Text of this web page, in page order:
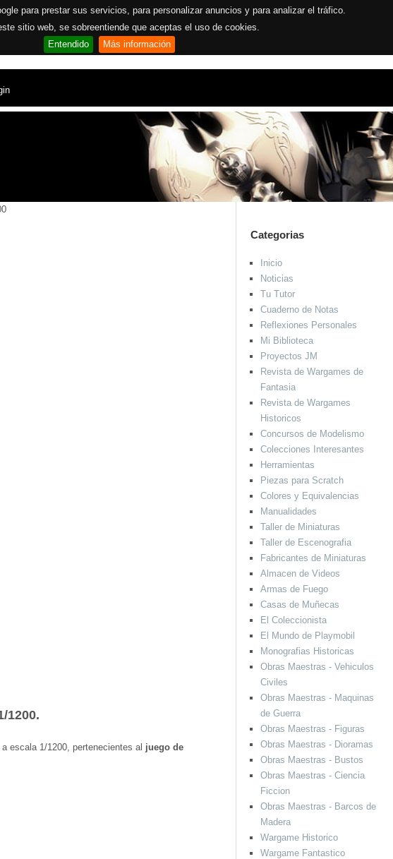
para prestar sus servicios, para personalizar anuncios y para analizar el tráfico.
sitio web, se sobreentiende que aceptas el uso de cookies.
Entendido
Más información
1200.
escala 1/1200, pertenecientes al juego de
Categorias
Inicio
Noticias
Tu Tutor
Cuaderno de Notas
Reflexiones Personales
Mi Biblioteca
Proyectos JM
Revista de Wargames de
Fantasia
Revista de Wargames
Historicos
Concursos de Modelismo
Colecciones Interesantes
Herramientas
Piezas para Scratch
Colores y Equivalencias
Manualidades
Taller de Miniaturas
Taller de Escenografia
Fabricantes de Miniaturas
Almacen de Videos
Armas de Fuego
Casas de Muñecas
El Coleccionista
El Mundo de Playmobil
Monografias Historicas
Obras Maestras - Vehiculos
Civiles
Obras Maestras - Maquinas
de Guerra
Obras Maestras - Figuras
Obras Maestras - Dioramas
Obras Maestras - Bustos
Obras Maestras - Ciencia
Ficcion
Obras Maestras - Barcos de
Madera
Wargame Historico
Wargame Fantastico